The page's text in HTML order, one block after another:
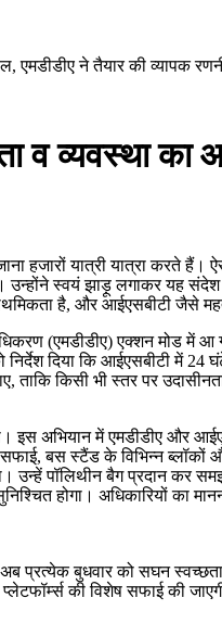
एमडीडीए ने तैयार की व्यापक
व व्यवस्था का
हजारों यात्री यात्रा करते
स्वयं झाड़ू लगाकर यह संदेश
है, और आईएसबीटी जैसे
(एमडीडीए) एक्शन मोड में
निर्देश दिया कि आईएसबीटी में
ताकि किसी भी स्तर पर
इस अभियान में एमडीडीए और
बस स्टैंड के विभिन्न ब्लॉकों
पॉलिथीन बैग प्रदान कर
होगा। अधिकारियों का
अब प्रत्येक बुधवार को सघन
की विशेष सफाई की